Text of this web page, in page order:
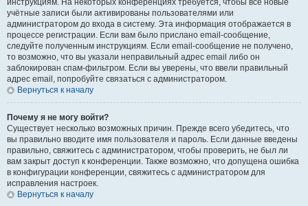
инструкциям. На некоторых конференциях требуется, чтобы все новые
учётные записи были активированы пользователями или
администратором до входа в систему. Эта информация отображается в
процессе регистрации. Если вам было прислано email-сообщение,
следуйте полученным инструкциям. Если email-сообщение не получено,
то возможно, что вы указали неправильный адрес email либо он
заблокирован спам-фильтром. Если вы уверены, что ввели правильный
адрес email, попробуйте связаться с администратором.
Вернуться к началу
Почему я не могу войти?
Существует несколько возможных причин. Прежде всего убедитесь, что
вы правильно вводите имя пользователя и пароль. Если данные введены
правильно, свяжитесь с администратором, чтобы проверить, не был ли
вам закрыт доступ к конференции. Также возможно, что допущена ошибка
в конфигурации конференции, свяжитесь с администратором для
исправления настроек.
Вернуться к началу